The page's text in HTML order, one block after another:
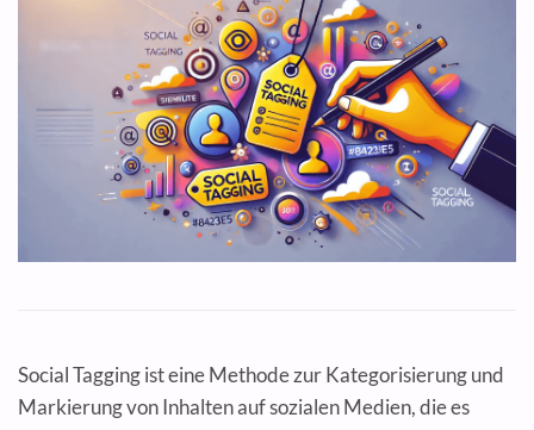
Social Tagging ist eine Methode zur Kategorisierung und
Markierung von Inhalten auf sozialen Medien, die es